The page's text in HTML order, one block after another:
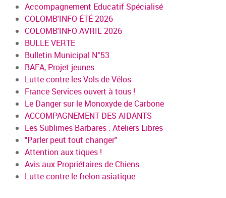
Accompagnement Educatif Spécialisé
COLOMB'INFO ÉTÉ 2026
COLOMB'INFO AVRIL 2026
BULLE VERTE
Bulletin Municipal N°53
BAFA, Projet jeunes
Lutte contre les Vols de Vélos
France Services ouvert à tous !
Le Danger sur le Monoxyde de Carbone
ACCOMPAGNEMENT DES AIDANTS
Les Sublimes Barbares : Ateliers Libres
"Parler peut tout changer"
Attention aux tiques !
Avis aux Propriétaires de Chiens
Lutte contre le frelon asiatique